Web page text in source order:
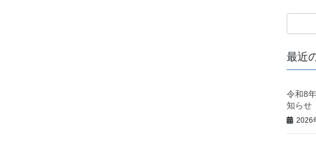
最近
令和8
知らせ
2026